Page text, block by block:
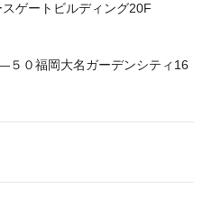
ゲートビルディング20F
５０福岡大名ガーデンシティ16